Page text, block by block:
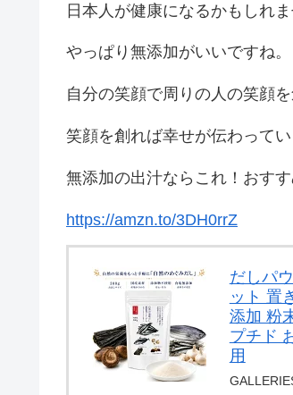
日本人が健康になるかもしれま
やっぱり無添加がいいですね。
自分の笑顔で周りの人の笑顔を
笑顔を創れば幸せが伝わってい
無添加の出汁ならこれ！おすす
https://amzn.to/3DH0rrZ
だしパ
ット 置
添加 粉
プチド
用